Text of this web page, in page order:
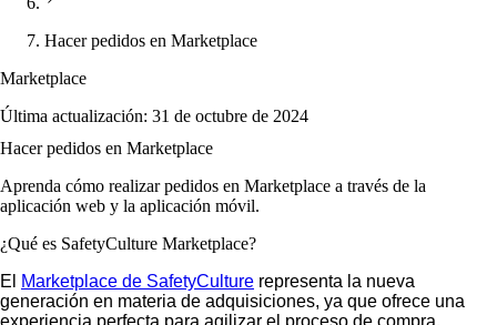
Hacer pedidos en Marketplace
Marketplace
Última actualización: 31 de octubre de 2024
Hacer pedidos en Marketplace
Aprenda cómo realizar pedidos en Marketplace a través de la
aplicación web y la aplicación móvil.
¿Qué es SafetyCulture Marketplace?
El
Marketplace de SafetyCulture representa la nueva
generación en materia de adquisiciones, ya que ofrece una
experiencia perfecta para agilizar el proceso de compra,